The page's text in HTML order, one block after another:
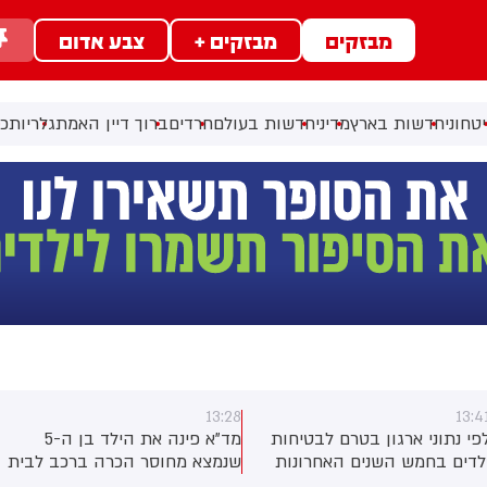
מבזקים מבזקים + צבע אדום
חדשות בארץמדיניחדשות בעולםחרדיםברוך דיין האמתגלריות
נתוני ארגון בטרם לבטיחות
בחמש השנים האחרונות
13:28
מד"א פינה את הילד בן ה-5
שנמצא מחוסר הכרה ברכב לבית